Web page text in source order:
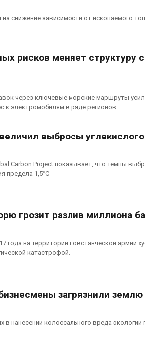
снижение зависимости от ископаемого
рисков меняет структуру
через ключевые морские маршруты
к электромобилям в ряде регионов
выбросы
Carbon Project показывает, что темпы
предела 1,5°C
грозит разлив миллиона
года на территории повстанческой армии
катастрофой.
загрязнили
в нанесении колоссального вреда экологии